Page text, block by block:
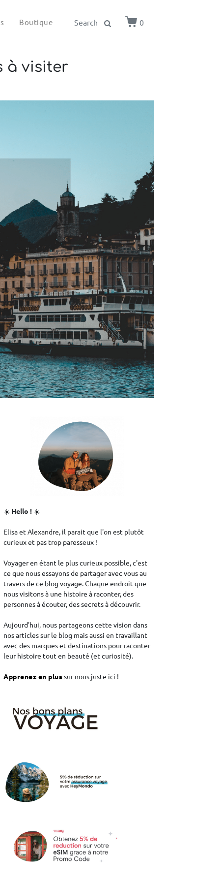
Boutique 0
à visiter
☀️ Hello ! ☀️
Elisa et Alexandre, il parait que l'on est plutôt
curieux et pas trop paresseux !
Voyager en étant le plus curieux possible, c'est
ce que nous essayons de partager avec vous au
travers de ce blog voyage. Chaque endroit que
nous visitons à une histoire à raconter, des
personnes à écouter, des secrets à découvrir.
Aujourd'hui, nous partageons cette vision dans
nos articles sur le blog mais aussi en travaillant
avec des marques et destinations pour raconter
leur histoire tout en beauté (et curiosité).
Apprenez en plussur nous juste ici !